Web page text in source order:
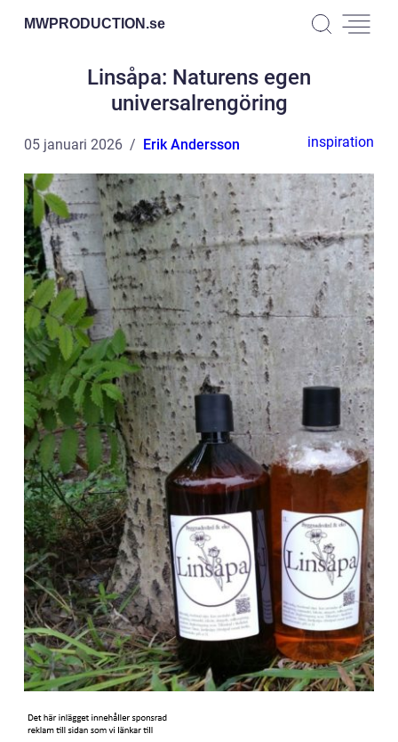
MWPRODUCTION.se
Linsåpa: Naturens egen
universalrengöring
05 januari 2026 Erik Andersson inspiration